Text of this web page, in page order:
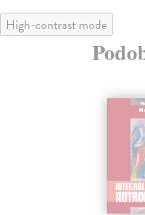
High-contrast mode